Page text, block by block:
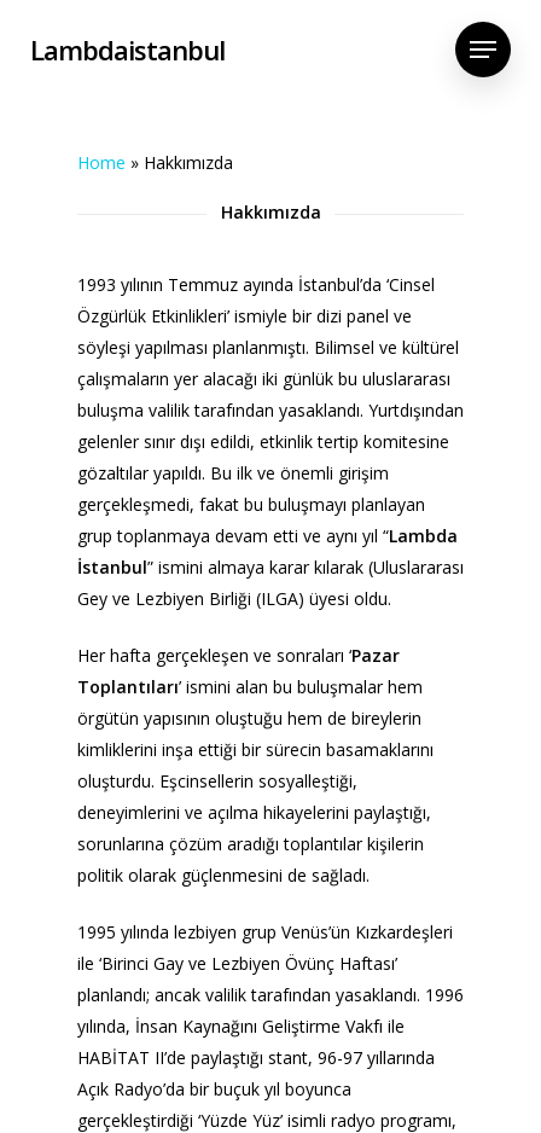
Lambdaistanbul Menu
Home » Hakkımızda
Hakkımızda
1993 yılının Temmuz ayında İstanbul’da ‘Cinsel
Özgürlük Etkinlikleri’ ismiyle bir dizi panel ve
söyleşi yapılması planlanmıştı. Bilimsel ve kültürel
çalışmaların yer alacağı iki günlük bu uluslararası
buluşma valilik tarafından yasaklandı. Yurtdışından
gelenler sınır dışı edildi, etkinlik tertip komitesine
gözaltılar yapıldı. Bu ilk ve önemli girişim
gerçekleşmedi, fakat bu buluşmayı planlayan
grup toplanmaya devam etti ve aynı yıl “Lambda
İstanbul” ismini almaya karar kılarak (Uluslararası
Gey ve Lezbiyen Birliği (ILGA) üyesi oldu.
Her hafta gerçekleşen ve sonraları ‘Pazar
Toplantıları’ ismini alan bu buluşmalar hem
örgütün yapısının oluştuğu hem de bireylerin
kimliklerini inşa ettiği bir sürecin basamaklarını
oluşturdu. Eşcinsellerin sosyalleştiği,
deneyimlerini ve açılma hikayelerini paylaştığı,
sorunlarına çözüm aradığı toplantılar kişilerin
politik olarak güçlenmesini de sağladı.
1995 yılında lezbiyen grup Venüs’ün Kızkardeşleri
ile ‘Birinci Gay ve Lezbiyen Övünç Haftası’
planlandı; ancak valilik tarafından yasaklandı. 1996
yılında, İnsan Kaynağını Geliştirme Vakfı ile
HABİTAT II’de paylaştığı stant, 96-97 yıllarında
Açık Radyo’da bir buçuk yıl boyunca
gerçekleştirdiği ‘Yüzde Yüz’ isimli radyo programı,